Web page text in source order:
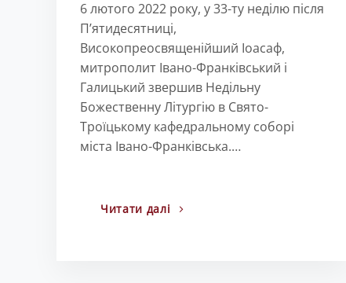
6 лютого 2022 року, у 33-ту неділю після
П’ятидесятниці,
Високопреосвященійший Іоасаф,
митрополит Івано-Франківський і
Галицький звершив Недільну
Божественну Літургію в Свято-
Троїцькому кафедральному соборі
міста Івано-Франківська.…
Читати далі